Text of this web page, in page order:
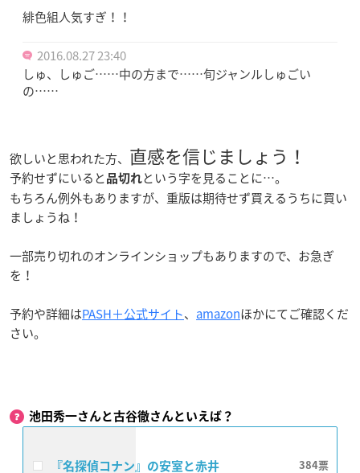
緋色組人気すぎ！！
2016.08.27 23:40
しゅ、しゅご……中の方まで……旬ジャンルしゅごい
の……
欲しいと思われた方、 直感を信じましょう！
予約せずにいると 品切れという字を見ることに…。
もちろん例外もありますが、重版は期待せず買えるうちに買い
ましょうね！
一部売り切れのオンラインショップもありますので、お急ぎ
を！
予約や詳細はPASH＋公式サイト、 amazonほかにてご確認くだ
さい。
池田秀一さんと古谷徹さんといえば？
『名探偵コナン』の安室と赤井 384